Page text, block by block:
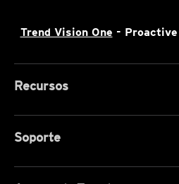
Trend Vision One -
Recursos
Soporte